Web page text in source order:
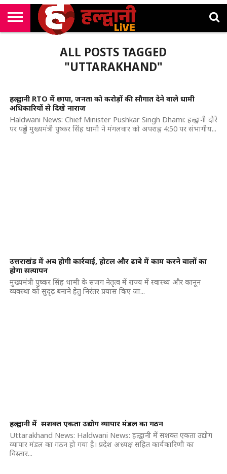
राष्ट्रीय
ALL POSTS TAGGED
"UTTARAKHAND"
हल्द्वानी RTO में छापा, जनता को करोड़ों की सौगात देने वाले धामी
अधिकारियों से दिखे नाराज
Haldwani News: Chief Minister Pushkar Singh Dhami: हल्द्वानी दौरे
पर पहुंचे मुख्यमंत्री पुष्कर सिंह धामी ने मंगलवार को अपराह्न 4:50 पर संभागीय...
उत्तराखंड में अब होगी कार्रवाई, होटल और ढाबे में काम करने वालों का
होगा सत्यापन
मुख्यमंत्री पुष्कर सिंह धामी के सजग नेतृत्व में राज्य में स्वास्थ्य और कानून
व्यवस्था को सुदृढ़ बनाने हेतु निरंतर प्रयास किए जा...
हल्द्वानी में सशक्त एकता उद्योग व्यापार मंडल का गठन
Uttarakhand News: Haldwani News: हल्द्वानी में सशक्त एकता उद्योग
व्यापार मंडल का गठन हो गया है। प्रदेश अध्यक्ष सहित कार्यकारिणी का
विस्तार...